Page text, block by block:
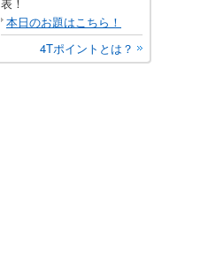
本日のお題はこちら！
4Tポイントとは？